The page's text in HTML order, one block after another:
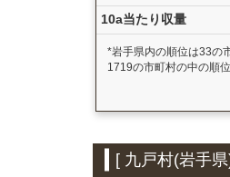
10a当たり収量
*岩手県内の順位は33の
1719の市町村の中の順
[ 九戸村(岩手